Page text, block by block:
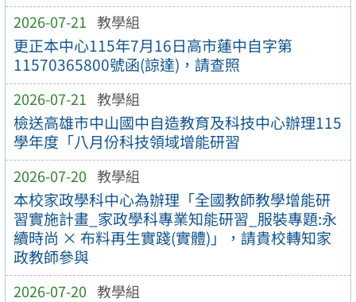
2026-07-21 教學組
更正本中心115年7月16日高市蓮中自字第
11570365800號函(諒達)，請查照
2026-07-21 教學組
檢送高雄市中山國中自造教育及科技中心辦理115
學年度「八月份科技領域增能研習
2026-07-20 教學組
本校家政學科中心為辦理「全國教師教學增能研
習實施計畫_家政學科專業知能研習_服裝專題:永
續時尚 × 布料再生實踐(實體)」，請貴校轉知家
政教師參與
2026-07-20 教學組